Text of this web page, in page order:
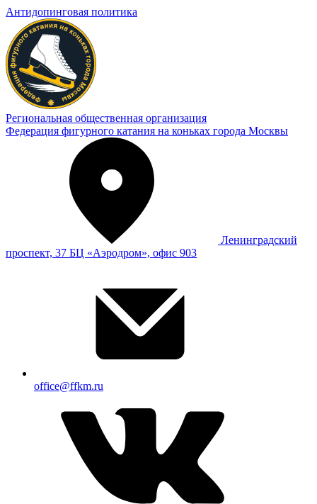
Антидопинговая политика
Региональная общественная организация
Федерация фигурного катания на коньках города Москвы
Ленинградский
проспект, 37 БЦ «Аэродром», офис 903
office@ffkm.ru